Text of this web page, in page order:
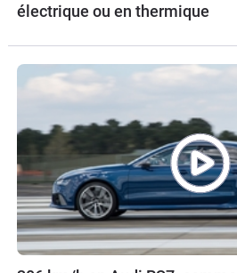
électrique ou en thermique